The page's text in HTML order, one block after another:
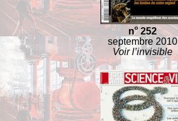
no 252
septembre 2010
Voir l’invisible